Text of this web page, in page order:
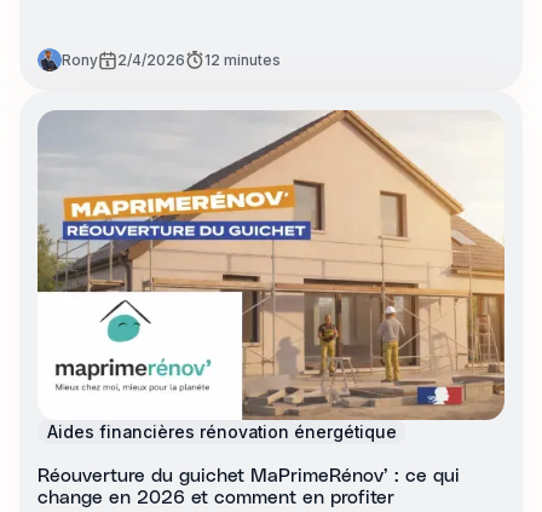
Rony 2/4/2026 12 minutes
Aides financières rénovation énergétique
Réouverture du guichet MaPrimeRénov’ : ce qui
change en 2026 et comment en profiter